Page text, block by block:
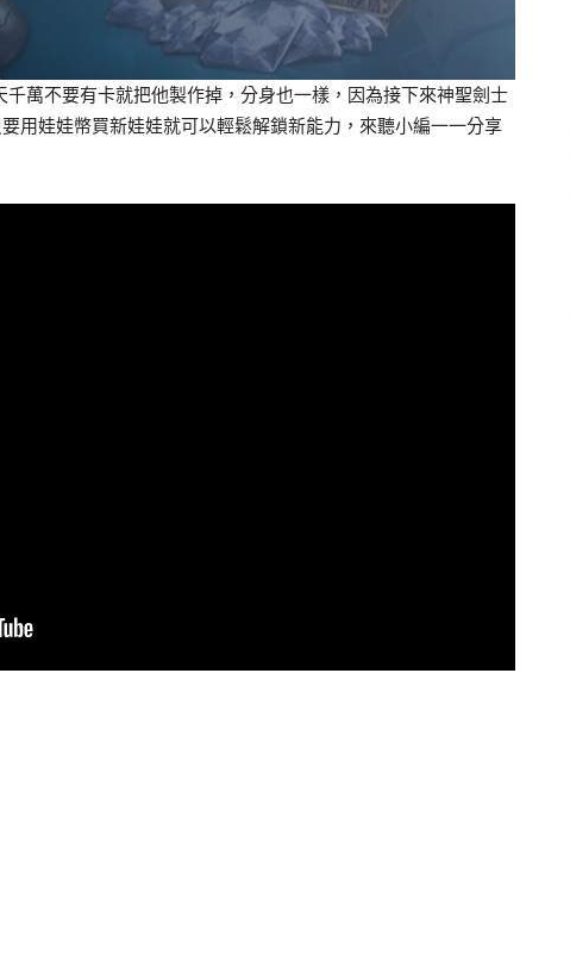
萬不要有卡就把他製作掉，分身也一樣，因為接下來神聖劍士
用娃娃幣買新娃娃就可以輕鬆解鎖新能力，來聽小編一一分享